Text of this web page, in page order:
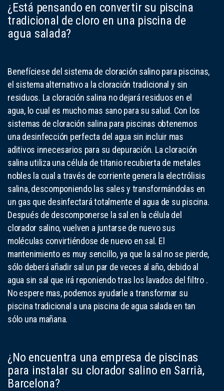
¿Está pensando en convertir su piscina
tradicional de cloro en una piscina de
agua salada?
Benefíciese del sistema de cloración salino para piscinas,
el sistema alternativo a la cloración tradicional y sin
residuos. La cloración salina no dejará residuos en el
agua, lo cual es mucho mas sano para su salud. Con los
sistemas de cloración salina para piscinas obtenemos
una desinfección perfecta del agua sin incluir mas
aditivos innecesarios para su depuración. La cloración
salina utiliza una célula de titanio recubierta de metales
nobles la cual a través de corriente genera la electrólisis
salina, descomponiendo las sales y transformándolas en
un gas que desinfectará totalmente el agua de su piscina.
Después de descomponerse la sal en la célula del
clorador salino, vuelven a juntarse de nuevo sus
moléculas convirtiéndose de nuevo en sal. El
mantenimiento es muy sencillo, ya que la sal no se pierde,
sólo deberá añadir sal un par de veces al año, debido al
agua sin sal que irá reponiendo tras los lavados del filtro .
No espere mas, podemos ayudarle a transformar su
piscina tradicional a una piscina de agua salada en tan
sólo una mañana.
¿No encuentra una empresa de piscinas
para instalar su clorador salino en Sarrià,
Barcelona?